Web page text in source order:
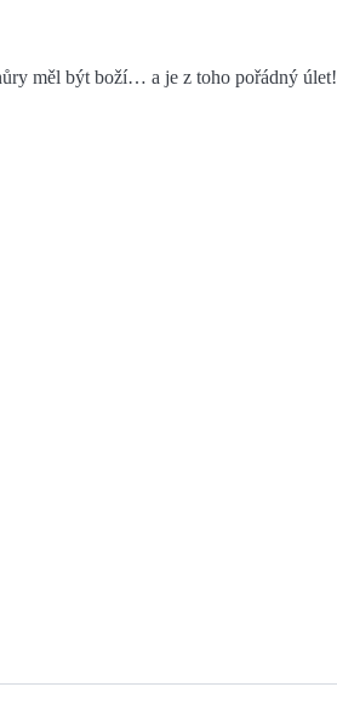
měl být boží… a je z toho pořádný úlet!